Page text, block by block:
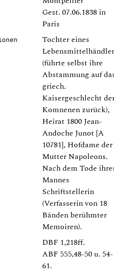
Gest. 07.06.1838 in
Paris
Tochter eines
(führte selbst ihre
Abstammung auf
griech.
Kaisergeschlecht
Komnenen zurück),
Heirat 1800 Jean-
Andoche Junot [A
10781], Hofdame der
Mutter Napoleons.
Nach dem Tode
Mannes
Schriftstellerin
(Verfasserin von 18
Bänden berühmter
Memoiren).
DBF 1,218ff.
ABF 555,48-50 u. 54-
61.